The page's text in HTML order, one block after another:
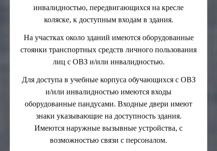
инвалидностью, передвигающихся на кресле
коляске, к доступным входам в здания.
На участках около зданий имеются оборудованные
стоянки транспортных средств личного пользования
лиц с ОВЗ и/или инвалидностью.
Для доступа в учебные корпуса обучающихся с ОВЗ
и/или инвалидностью имеются входы
оборудованные пандусами. Входные двери имеют
знаки указывающие на доступность здания.
Имеются наружные вызывные устройства, с
возможностью связи с персоналом.